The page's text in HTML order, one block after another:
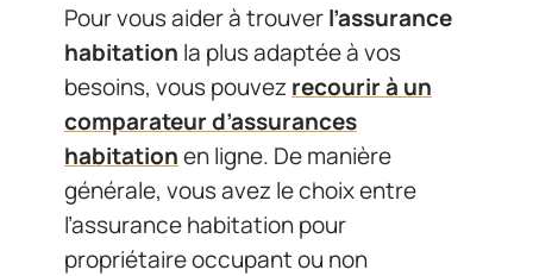
Pour vous aider à trouverl’assurance
habitation la plus adaptée à vos
besoins, vous pouvez recourir à un
comparateur d’assurances
habitationen ligne. De manière
générale, vous avez le choix entre
l’assurance habitation pour
propriétaire occupant ou non